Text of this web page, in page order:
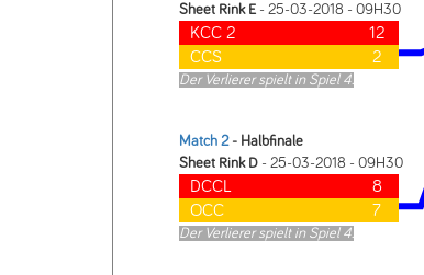
Sheet Rink E - 25-03-2018 - 09H30
KCC 2
12
CCS
2
Der Verlierer spielt in Spiel 4.
Match 2- Halbfinale
Sheet Rink D - 25-03-2018 - 09H30
DCCL
8
OCC
7
Der Verlierer spielt in Spiel 4.